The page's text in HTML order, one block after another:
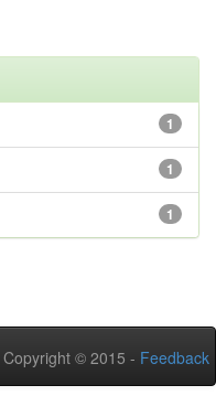
1
1
1
Copyright © 2015 - Feedback